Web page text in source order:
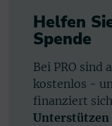
Helfen
Spende
Bei PRO sind
kostenlos -
finanziert
Unterstützen